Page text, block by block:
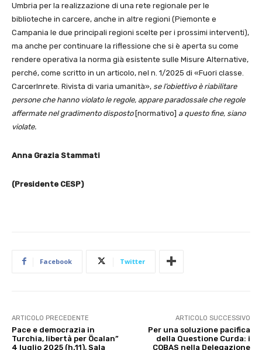
Umbria per la realizzazione di una rete regionale per le
biblioteche in carcere, anche in altre regioni (Piemonte e
Campania le due principali regioni scelte per i prossimi interventi),
ma anche per continuare la riflessione che si è aperta su come
rendere operativa la norma già esistente sulle Misure Alternative,
perché, come scritto in un articolo, nel n. 1/2025 di «Fuori classe.
CarcerInrete. Rivista di varia umanità», se l’obiettivo è riabilitare
persone che hanno violato le regole, appare paradossale che regole
affermate nel gradimento disposto[normativo] a questo fine, siano
violate.
Anna Grazia Stammati
(Presidente CESP)
Facebook Twitter
ARTICOLO PRECEDENTE
Pace e democrazia in
Turchia, libertà per Öcalan”
4 luglio 2025 (h.11), Sala
ARTICOLO SUCCESSIVO
Per una soluzione pacifica
della Questione Curda: i
COBAS nella Delegazione